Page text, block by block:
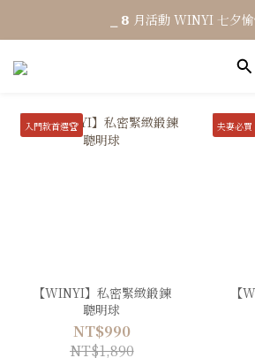
⎯ 𝟴 月活動 WINYI 七夕愉
⎯ 𝟴 月活動 WINYI 七夕愉
消費滿 NT$𝟭𝟮𝟬𝟬 享免運 (
⎯ 𝟴 月活動 WINYI 七夕愉
入門款首選🏆
【WINYI】私密緊緻鍛鍊
聰明球
NT$990
NT$1,890
夫妻必買
【